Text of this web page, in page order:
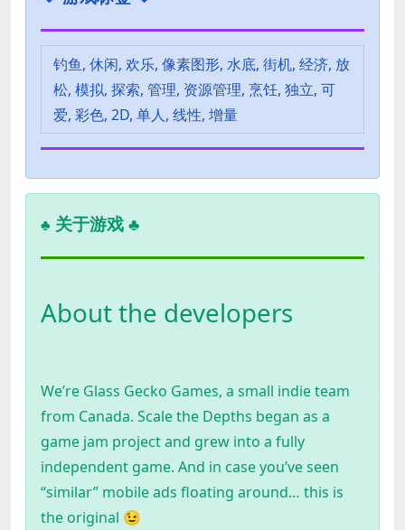
钓鱼, 休闲, 欢乐, 像素图形, 水底, 街机, 经济, 放
松, 模拟, 探索, 管理, 资源管理, 烹饪, 独立, 可
爱, 彩色, 2D, 单人, 线性, 增量
♣ 关于游戏 ♣
About the developers
We’re Glass Gecko Games, a small indie team
from Canada. Scale the Depths began as a
game jam project and grew into a fully
independent game. And in case you’ve seen
“similar” mobile ads floating around… this is
the original 😉